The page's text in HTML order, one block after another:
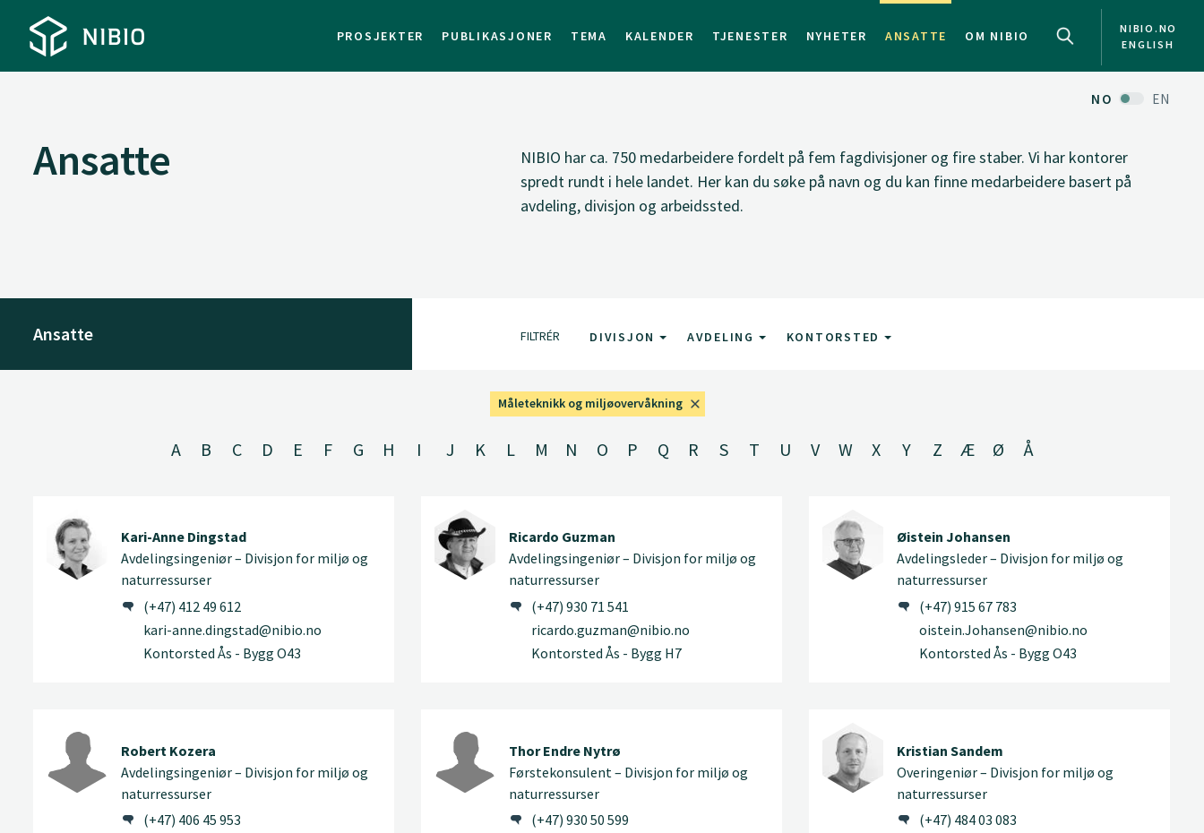
PROSJEKTER PUBLIKASJONER TEMA KALENDER TJENESTER NYHETER ANSATTE OM NIBIO
NIBIO.NO
ENGLISH
NO EN
Ansatte
NIBIO har ca. 750 medarbeidere fordelt på fem fagdivisjoner og fire staber. Vi har kontorer
spredt rundt i hele landet. Her kan du søke på navn og du kan finne medarbeidere basert på
avdeling, divisjon og arbeidssted.
Ansatte FILTRÉR DIVISJON AVDELING KONTORSTED
Måleteknikk og miljøovervåkning
A B C D E F G H I J K L M N O P Q R S T U V W X Y Z Æ Ø Å
Kari-Anne Dingstad
Avdelingsingeniør – Divisjon for miljø og
naturressurser
(+47) 412 49 612
kari-anne.dingstad@nibio.no
Kontorsted Ås - Bygg O43
Ricardo Guzman
Avdelingsingeniør – Divisjon for miljø og
naturressurser
(+47) 930 71 541
ricardo.guzman@nibio.no
Kontorsted Ås - Bygg H7
Øistein Johansen
Avdelingsleder – Divisjon for miljø og
naturressurser
(+47) 915 67 783
oistein.Johansen@nibio.no
Kontorsted Ås - Bygg O43
Robert Kozera
Avdelingsingeniør – Divisjon for miljø og
naturressurser
(+47) 406 45 953
Thor Endre Nytrø
Førstekonsulent – Divisjon for miljø og
naturressurser
(+47) 930 50 599
Kristian Sandem
Overingeniør – Divisjon for miljø og
naturressurser
(+47) 484 03 083